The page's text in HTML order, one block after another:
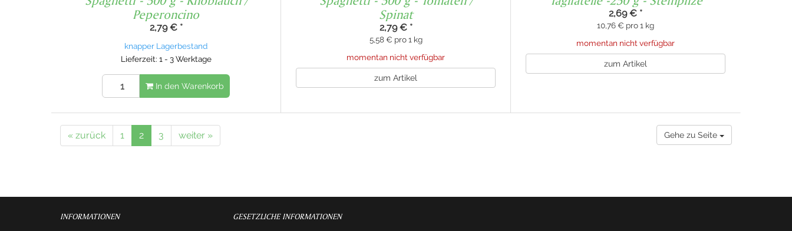
Peperoncino
2,79 € *
knapper Lagerbestand
Lieferzeit: 1 - 3 Werktage
In den Warenkorb
Spinat
2,79 € *
5,58 € pro 1 kg
momentan nicht verfügbar
zum Artikel
2,69 € *
10,76 € pro 1 kg
momentan nicht verfügbar
zum Artikel
« zurück 1 2 3 weiter » Gehe zu Seite
INFORMATIONEN GESETZLICHE INFORMATIONEN